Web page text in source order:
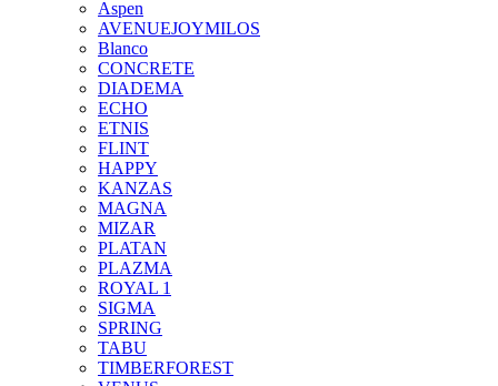
Aspen
AVENUEJOYMILOS
Blanco
CONCRETE
DIADEMA
ECHO
ETNIS
FLINT
HAPPY
KANZAS
MAGNA
MIZAR
PLATAN
PLAZMA
ROYAL 1
SIGMA
SPRING
TABU
TIMBERFOREST